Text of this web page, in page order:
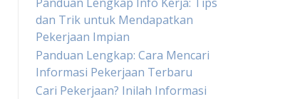
dan Trik untuk Mendapatkan
Pekerjaan Impian
Panduan Lengkap: Cara Mencari
Informasi Pekerjaan Terbaru
Cari Pekerjaan? Inilah Informasi